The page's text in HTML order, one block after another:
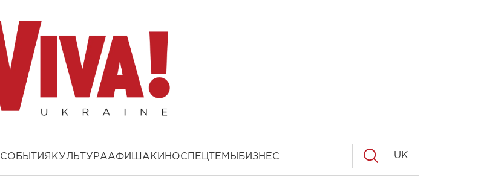
СОБЫТИЯ КУЛЬТУРААФИША КИНОСПЕЦТЕМЫ БИЗНЕС UK